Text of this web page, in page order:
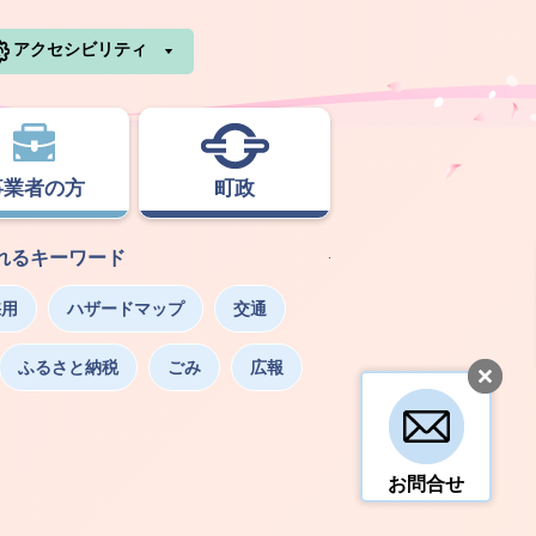
アクセシビリティ
者の方 町政
るキーワード
ハザードマップ 交通
ふるさと納税 ごみ 広報
お問合せ